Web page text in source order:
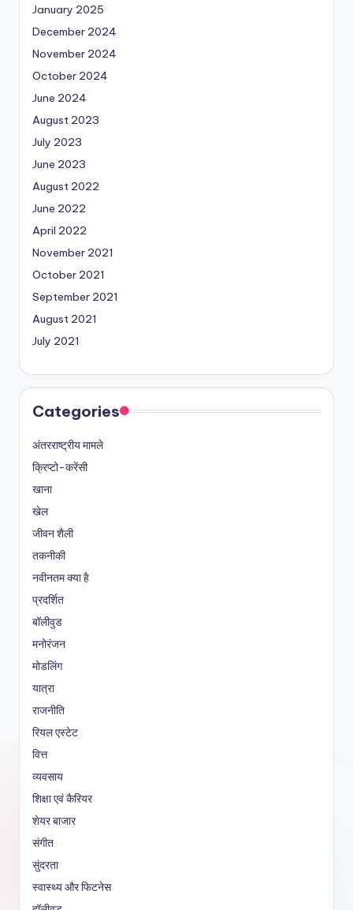
January 2025
December 2024
November 2024
October 2024
June 2024
August 2023
July 2023
June 2023
August 2022
June 2022
April 2022
November 2021
October 2021
September 2021
August 2021
July 2021
Categories
अंतरराष्ट्रीय मामले
क्रिप्टो-करेंसी
खाना
खेल
जीवन शैली
तकनीकी
नवीनतम क्या है
प्रदर्शित
बॉलीवुड
मनोरंजन
मोडलिंग
यात्रा
राजनीति
रियल एस्टेट
वित्त
व्यवसाय
शिक्षा एवं कैरियर
शेयर बाजार
संगीत
सुंदरता
स्वास्थ्य और फिटनेस